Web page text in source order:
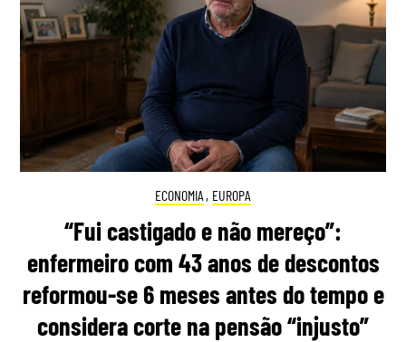
ECONOMIA , EUROPA
“Fui castigado e não mereço”:
enfermeiro com 43 anos de descontos
reformou-se 6 meses antes do tempo e
considera corte na pensão “injusto”